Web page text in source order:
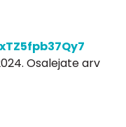
Osalejate arv